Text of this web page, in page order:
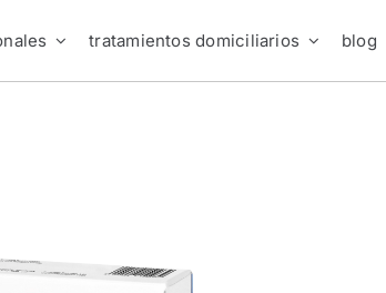
tratamientos domiciliarios blog